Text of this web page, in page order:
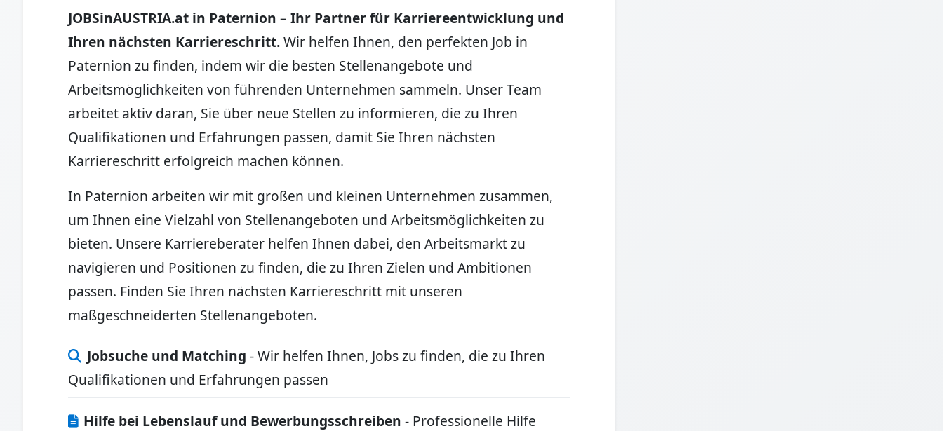
JOBSinAUSTRIA.at in Paternion – Ihr Partner für Karriereentwicklung und
Ihren nächsten Karriereschritt.Wir helfen Ihnen, den perfekten Job in
Paternion zu finden, indem wir die besten Stellenangebote und
Arbeitsmöglichkeiten von führenden Unternehmen sammeln. Unser Team
arbeitet aktiv daran, Sie über neue Stellen zu informieren, die zu Ihren
Qualifikationen und Erfahrungen passen, damit Sie Ihren nächsten
Karriereschritt erfolgreich machen können.
In Paternion arbeiten wir mit großen und kleinen Unternehmen zusammen,
um Ihnen eine Vielzahl von Stellenangeboten und Arbeitsmöglichkeiten zu
bieten. Unsere Karriereberater helfen Ihnen dabei, den Arbeitsmarkt zu
navigieren und Positionen zu finden, die zu Ihren Zielen und Ambitionen
passen. Finden Sie Ihren nächsten Karriereschritt mit unseren
maßgeschneiderten Stellenangeboten.
Jobsuche und Matching - Wir helfen Ihnen, Jobs zu finden, die zu Ihren
Qualifikationen und Erfahrungen passen
Hilfe bei Lebenslauf und Bewerbungsschreiben - Professionelle Hilfe